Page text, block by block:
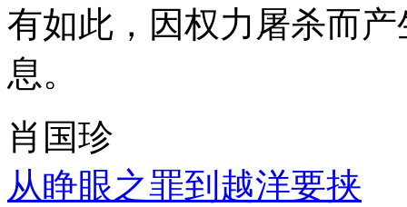
有如此，因权力屠杀而
息。
肖国珍
从睁眼之罪到越洋要挟